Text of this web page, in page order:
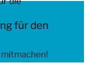
für den